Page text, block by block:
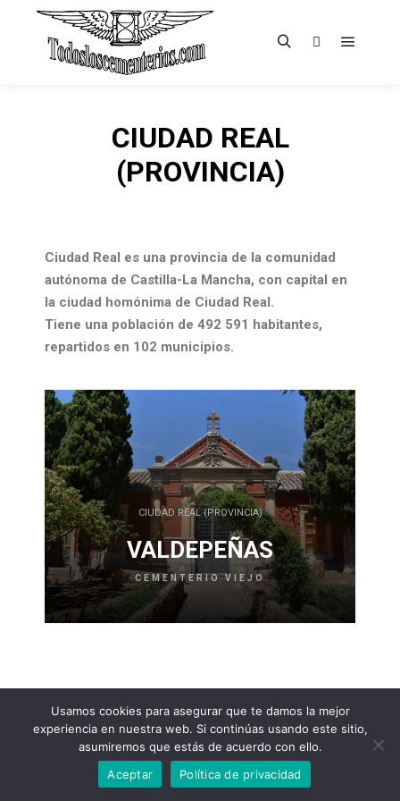
CIUDAD REAL
(PROVINCIA)
Ciudad Real es una provincia de la comunidad
autónoma de Castilla-La Mancha, con capital en
la ciudad homónima de Ciudad Real.
Tiene una población de 492 591 habitantes,
repartidos en 102 municipios.
CIUDAD REAL (PROVINCIA)
VALDEPEÑAS
CEMENTERIO VIEJO
CIUDAD REAL (PROVINCIA)
CIUDAD REAL
copyright © todosloscementerios.com
Política de Privacidad
Usamos cookies para asegurar que te damos la mejor
experiencia en nuestra web. Si continúas usando este sitio,
asumiremos que estás de acuerdo con ello.
Aceptar
Política de privacidad